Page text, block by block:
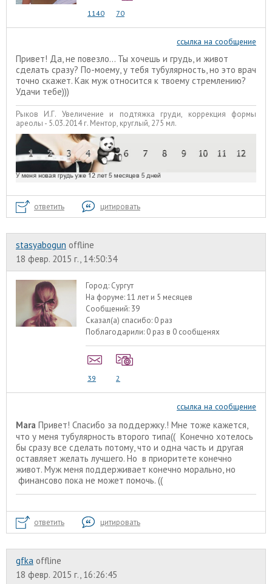
1140 70
ссылка на сообщение
Привет! Да, не повезло... Ты хочешь и грудь, и живот
сделать сразу? По-моему, у тебя тубулярность, но это врач
точно скажет. Как муж относится к твоему стремлению?
Удачи тебе)))
Рыков И.Г. Увеличение и подтяжка груди, коррекция формы
ареолы - 5.03.2014 г. Ментор, круглый, 275 мл.
ответить цитировать
stasyabogun offline
18 февр. 2015 г., 14:50:34
Город: Сургут
На форуме:11 лет и 5 месяцев
Сообщений: 39
Сказал(а) спасибо: 0 раз
Поблагодарили: 0 раз в 0 сообщенях
39 2
ссылка на сообщение
Mara Привет! Спасибо за поддержку.! Мне тоже кажется,
что у меня тубулярность второго типа(( Конечно хотелось
бы сразу все сделать потому, что и одна часть и другая
оставляет желать лучшего. Но в приоритете конечно
живот. Муж меня поддерживает конечно морально, но
финансово пока не может помочь. ((
ответить цитировать
gfka offline
18 февр. 2015 г., 16:26:45